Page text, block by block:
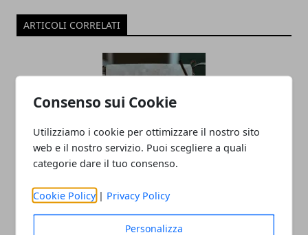
Consenso sui Cookie
Utilizziamo i cookie per ottimizzare il nostro sito
web e il nostro servizio. Puoi scegliere a quali
categorie dare il tuo consenso.
Cookie Policy | Privacy Policy
Personalizza
ARTICOLI CORRELATI
Borse boho chic: la pelle intrecciata
continua a conquistare (dopo il boom
dell’estate 2025)